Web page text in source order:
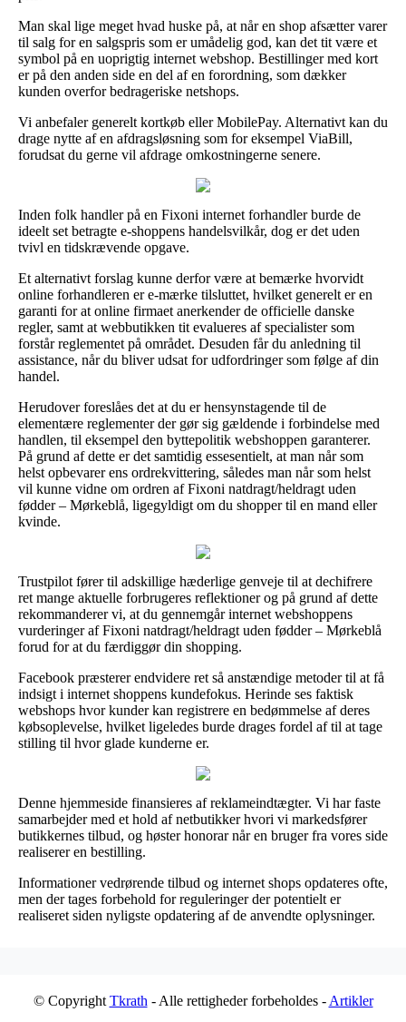
Man skal lige meget hvad huske på, at når en shop afsætter varer
til salg for en salgspris som er umådelig god, kan det tit være et
symbol på en uoprigtig internet webshop. Bestillinger med kort
er på den anden side en del af en forordning, som dækker
kunden overfor bedrageriske netshops.
Vi anbefaler generelt kortkøb eller MobilePay. Alternativt kan du
drage nytte af en afdragsløsning som for eksempel ViaBill,
forudsat du gerne vil afdrage omkostningerne senere.
Inden folk handler på en Fixoni internet forhandler burde de
ideelt set betragte e-shoppens handelsvilkår, dog er det uden
tvivl en tidskrævende opgave.
Et alternativt forslag kunne derfor være at bemærke hvorvidt
online forhandleren er e-mærke tilsluttet, hvilket generelt er en
garanti for at online firmaet anerkender de officielle danske
regler, samt at webbutikken tit evalueres af specialister som
forstår reglementet på området. Desuden får du anledning til
assistance, når du bliver udsat for udfordringer som følge af din
handel.
Herudover foreslåes det at du er hensynstagende til de
elementære reglementer der gør sig gældende i forbindelse med
handlen, til eksempel den byttepolitik webshoppen garanterer.
På grund af dette er det samtidig essesentielt, at man når som
helst opbevarer ens ordrekvittering, således man når som helst
vil kunne vidne om ordren af Fixoni natdragt/heldragt uden
fødder – Mørkeblå, ligegyldigt om du shopper til en mand eller
kvinde.
Trustpilot fører til adskillige hæderlige genveje til at dechifrere
ret mange aktuelle forbrugeres reflektioner og på grund af dette
rekommanderer vi, at du gennemgår internet webshoppens
vurderinger af Fixoni natdragt/heldragt uden fødder – Mørkeblå
forud for at du færdiggør din shopping.
Facebook præsterer endvidere ret så anstændige metoder til at få
indsigt i internet shoppens kundefokus. Herinde ses faktisk
webshops hvor kunder kan registrere en bedømmelse af deres
købsoplevelse, hvilket ligeledes burde drages fordel af til at tage
stilling til hvor glade kunderne er.
Denne hjemmeside finansieres af reklameindtægter. Vi har faste
samarbejder med et hold af netbutikker hvori vi markedsfører
butikkernes tilbud, og høster honorar når en bruger fra vores side
realiserer en bestilling.
Informationer vedrørende tilbud og internet shops opdateres ofte,
men der tages forbehold for reguleringer der potentielt er
realiseret siden nyligste opdatering af de anvendte oplysninger.
© Copyright Tkrath - Alle rettigheder forbeholdes - Artikler